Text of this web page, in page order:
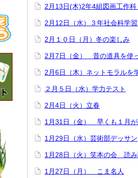
2月13日(木)2年4組図画工作科
2月12日（水）３年社会科学
2月１０日（月）冬の楽しみ
2月7日（金） 昔の道具を使
2月6日（木）ネットモラルを
２月５日（水）学力テスト
2月4日（火）立春
1月31日（金） 早くも１月が
1月29日（水）芸術部デッサン
1月28日（火）笑本の会 読
1月27日（月） こま名人